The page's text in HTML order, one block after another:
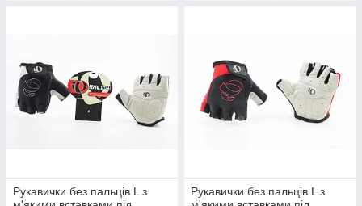
Рукавички без пальців L з
Рукавички без пальців L з